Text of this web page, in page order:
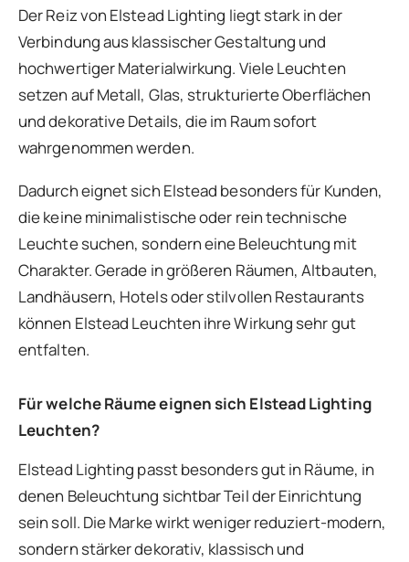
Der Reiz von Elstead Lighting liegt stark in der
Verbindung aus klassischer Gestaltung und
hochwertiger Materialwirkung. Viele Leuchten
setzen auf Metall, Glas, strukturierte Oberflächen
und dekorative Details, die im Raum sofort
wahrgenommen werden.
Dadurch eignet sich Elstead besonders für Kunden,
die keine minimalistische oder rein technische
Leuchte suchen, sondern eine Beleuchtung mit
Charakter. Gerade in größeren Räumen, Altbauten,
Landhäusern, Hotels oder stilvollen Restaurants
können Elstead Leuchten ihre Wirkung sehr gut
entfalten.
Für welche Räume eignen sich Elstead Lighting
Leuchten?
Elstead Lighting passt besonders gut in Räume, in
denen Beleuchtung sichtbar Teil der Einrichtung
sein soll. Die Marke wirkt weniger reduziert-modern,
sondern stärker dekorativ, klassisch und